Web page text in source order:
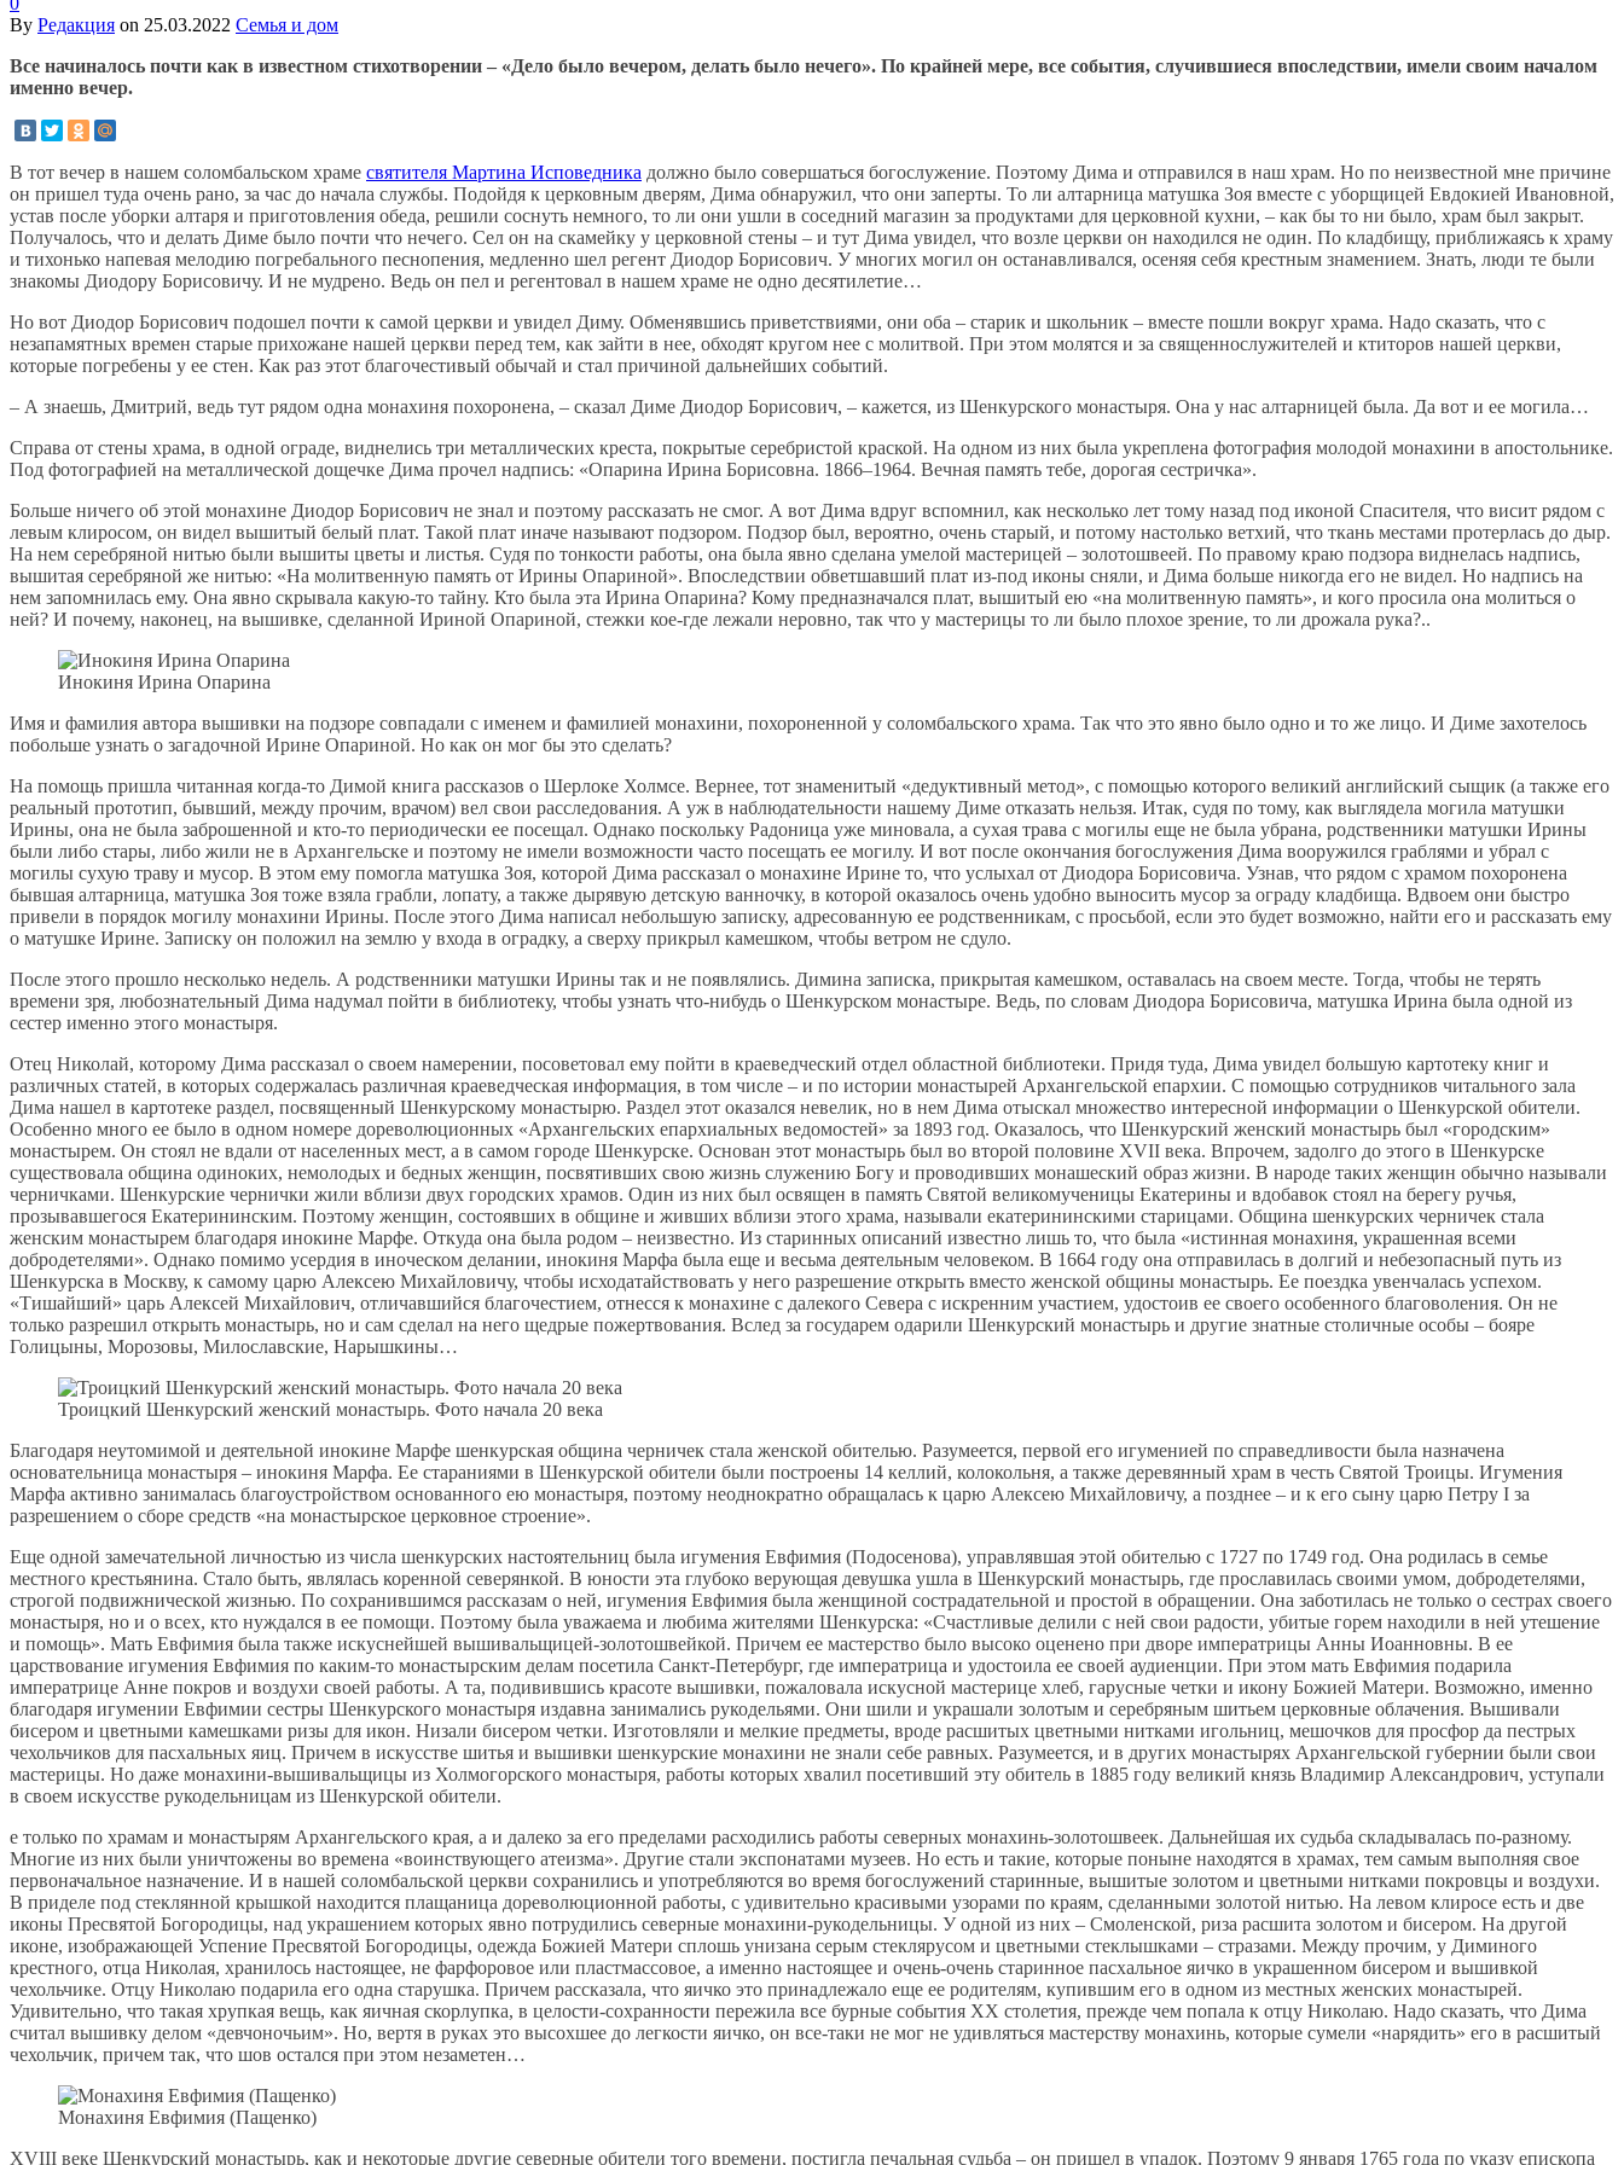
By Редакция on 25.03.2022 Семья и дом
Все начиналось почти как в известном стихотворении – «Дело было вечером, делать было нечего». По крайней мере, все события, случившиеся впоследствии, имели своим началом
именно вечер.
В тот вечер в нашем соломбальском храме святителя Мартина Исповедника должно было совершаться богослужение. Поэтому Дима и отправился в наш храм. Но по неизвестной мне причине
он пришел туда очень рано, за час до начала службы. Подойдя к церковным дверям, Дима обнаружил, что они заперты. То ли алтарница матушка Зоя вместе с уборщицей Евдокией Ивановной,
устав после уборки алтаря и приготовления обеда, решили соснуть немного, то ли они ушли в соседний магазин за продуктами для церковной кухни, – как бы то ни было, храм был закрыт.
Получалось, что и делать Диме было почти что нечего. Сел он на скамейку у церковной стены – и тут Дима увидел, что возле церкви он находился не один. По кладбищу, приближаясь к храму
и тихонько напевая мелодию погребального песнопения, медленно шел регент Диодор Борисович. У многих могил он останавливался, осеняя себя крестным знамением. Знать, люди те были
знакомы Диодору Борисовичу. И не мудрено. Ведь он пел и регентовал в нашем храме не одно десятилетие…
Но вот Диодор Борисович подошел почти к самой церкви и увидел Диму. Обменявшись приветствиями, они оба – старик и школьник – вместе пошли вокруг храма. Надо сказать, что с
незапамятных времен старые прихожане нашей церкви перед тем, как зайти в нее, обходят кругом нее с молитвой. При этом молятся и за священнослужителей и ктиторов нашей церкви,
которые погребены у ее стен. Как раз этот благочестивый обычай и стал причиной дальнейших событий.
– А знаешь, Дмитрий, ведь тут рядом одна монахиня похоронена, – сказал Диме Диодор Борисович, – кажется, из Шенкурского монастыря. Она у нас алтарницей была. Да вот и ее могила…
Справа от стены храма, в одной ограде, виднелись три металлических креста, покрытые серебристой краской. На одном из них была укреплена фотография молодой монахини в апостольнике.
Под фотографией на металлической дощечке Дима прочел надпись: «Опарина Ирина Борисовна. 1866–1964. Вечная память тебе, дорогая сестричка».
Больше ничего об этой монахине Диодор Борисович не знал и поэтому рассказать не смог. А вот Дима вдруг вспомнил, как несколько лет тому назад под иконой Спасителя, что висит рядом с
левым клиросом, он видел вышитый белый плат. Такой плат иначе называют подзором. Подзор был, вероятно, очень старый, и потому настолько ветхий, что ткань местами протерлась до дыр.
На нем серебряной нитью были вышиты цветы и листья. Судя по тонкости работы, она была явно сделана умелой мастерицей – золотошвеей. По правому краю подзора виднелась надпись,
вышитая серебряной же нитью: «На молитвенную память от Ирины Опариной». Впоследствии обветшавший плат из-под иконы сняли, и Дима больше никогда его не видел. Но надпись на
нем запомнилась ему. Она явно скрывала какую-то тайну. Кто была эта Ирина Опарина? Кому предназначался плат, вышитый ею «на молитвенную память», и кого просила она молиться о
ней? И почему, наконец, на вышивке, сделанной Ириной Опариной, стежки кое-где лежали неровно, так что у мастерицы то ли было плохое зрение, то ли дрожала рука?..
Инокиня Ирина Опарина
Имя и фамилия автора вышивки на подзоре совпадали с именем и фамилией монахини, похороненной у соломбальского храма. Так что это явно было одно и то же лицо. И Диме захотелось
побольше узнать о загадочной Ирине Опариной. Но как он мог бы это сделать?
На помощь пришла читанная когда-то Димой книга рассказов о Шерлоке Холмсе. Вернее, тот знаменитый «дедуктивный метод», с помощью которого великий английский сыщик (а также его
реальный прототип, бывший, между прочим, врачом) вел свои расследования. А уж в наблюдательности нашему Диме отказать нельзя. Итак, судя по тому, как выглядела могила матушки
Ирины, она не была заброшенной и кто-то периодически ее посещал. Однако поскольку Радоница уже миновала, а сухая трава с могилы еще не была убрана, родственники матушки Ирины
были либо стары, либо жили не в Архангельске и поэтому не имели возможности часто посещать ее могилу. И вот после окончания богослужения Дима вооружился граблями и убрал с
могилы сухую траву и мусор. В этом ему помогла матушка Зоя, которой Дима рассказал о монахине Ирине то, что услыхал от Диодора Борисовича. Узнав, что рядом с храмом похоронена
бывшая алтарница, матушка Зоя тоже взяла грабли, лопату, а также дырявую детскую ванночку, в которой оказалось очень удобно выносить мусор за ограду кладбища. Вдвоем они быстро
привели в порядок могилу монахини Ирины. После этого Дима написал небольшую записку, адресованную ее родственникам, с просьбой, если это будет возможно, найти его и рассказать ему
о матушке Ирине. Записку он положил на землю у входа в оградку, а сверху прикрыл камешком, чтобы ветром не сдуло.
После этого прошло несколько недель. А родственники матушки Ирины так и не появлялись. Димина записка, прикрытая камешком, оставалась на своем месте. Тогда, чтобы не терять
времени зря, любознательный Дима надумал пойти в библиотеку, чтобы узнать что-нибудь о Шенкурском монастыре. Ведь, по словам Диодора Борисовича, матушка Ирина была одной из
сестер именно этого монастыря.
Отец Николай, которому Дима рассказал о своем намерении, посоветовал ему пойти в краеведческий отдел областной библиотеки. Придя туда, Дима увидел большую картотеку книг и
различных статей, в которых содержалась различная краеведческая информация, в том числе – и по истории монастырей Архангельской епархии. С помощью сотрудников читального зала
Дима нашел в картотеке раздел, посвященный Шенкурскому монастырю. Раздел этот оказался невелик, но в нем Дима отыскал множество интересной информации о Шенкурской обители.
Особенно много ее было в одном номере дореволюционных «Архангельских епархиальных ведомостей» за 1893 год. Оказалось, что Шенкурский женский монастырь был «городским»
монастырем. Он стоял не вдали от населенных мест, а в самом городе Шенкурске. Основан этот монастырь был во второй половине XVII века. Впрочем, задолго до этого в Шенкурске
существовала община одиноких, немолодых и бедных женщин, посвятивших свою жизнь служению Богу и проводивших монашеский образ жизни. В народе таких женщин обычно называли
черничками. Шенкурские чернички жили вблизи двух городских храмов. Один из них был освящен в память Cвятой великомученицы Екатерины и вдобавок стоял на берегу ручья,
прозывавшегося Екатерининским. Поэтому женщин, состоявших в общине и живших вблизи этого храма, называли екатерининскими старицами. Община шенкурских черничек стала
женским монастырем благодаря инокине Марфе. Откуда она была родом – неизвестно. Из старинных описаний известно лишь то, что была «истинная монахиня, украшенная всеми
добродетелями». Однако помимо усердия в иноческом делании, инокиня Марфа была еще и весьма деятельным человеком. В 1664 году она отправилась в долгий и небезопасный путь из
Шенкурска в Москву, к самому царю Алексею Михайловичу, чтобы исходатайствовать у него разрешение открыть вместо женской общины монастырь. Ее поездка увенчалась успехом.
«Тишайший» царь Алексей Михайлович, отличавшийся благочестием, отнесся к монахине с далекого Севера с искренним участием, удостоив ее своего особенного благоволения. Он не
только разрешил открыть монастырь, но и сам сделал на него щедрые пожертвования. Вслед за государем одарили Шенкурский монастырь и другие знатные столичные особы – бояре
Голицыны, Морозовы, Милославские, Нарышкины…
Троицкий Шенкурский женский монастырь. Фото начала 20 века
Благодаря неутомимой и деятельной инокине Марфе шенкурская община черничек стала женской обителью. Разумеется, первой его игуменией по справедливости была назначена
основательница монастыря – инокиня Марфа. Ее стараниями в Шенкурской обители были построены 14 келлий, колокольня, а также деревянный храм в честь Святой Троицы. Игумения
Марфа активно занималась благоустройством основанного ею монастыря, поэтому неоднократно обращалась к царю Алексею Михайловичу, а позднее – и к его сыну царю Петру I за
разрешением о сборе средств «на монастырское церковное строение».
Еще одной замечательной личностью из числа шенкурских настоятельниц была игумения Евфимия (Подосенова), управлявшая этой обителью с 1727 по 1749 год. Она родилась в семье
местного крестьянина. Стало быть, являлась коренной северянкой. В юности эта глубоко верующая девушка ушла в Шенкурский монастырь, где прославилась своими умом, добродетелями,
строгой подвижнической жизнью. По сохранившимся рассказам о ней, игумения Евфимия была женщиной сострадательной и простой в обращении. Она заботилась не только о сестрах своего
монастыря, но и о всех, кто нуждался в ее помощи. Поэтому была уважаема и любима жителями Шенкурска: «Счаст­ливые делили с ней свои радости, убитые горем находили в ней утешение
и помощь». Мать Евфимия была также искуснейшей вышивальщицей-золотошвейкой. Причем ее мастерство было высоко оценено при дворе императрицы Анны Иоанновны. В ее
царствование игумения Евфимия по каким-то монастырским делам посетила Санкт-Петербург, где императрица и удостоила ее своей аудиенции. При этом мать Евфимия подарила
императрице Анне покров и воздухи своей работы. А та, подивившись красоте вышивки, пожаловала искусной мастерице хлеб, гарусные четки и икону Божией Матери. Возможно, именно
благодаря игумении Евфимии сестры Шенкурского монастыря издавна занимались рукодельями. Они шили и украшали золотым и серебряным шитьем церковные облачения. Вышивали
бисером и цветными камешками ризы для икон. Низали бисером четки. Изготовляли и мелкие предметы, вроде расшитых цветными нитками игольниц, мешочков для просфор да пестрых
чехольчиков для пасхальных яиц. Причем в искусстве шитья и вышивки шенкурские монахини не знали себе равных. Разумеется, и в других монастырях Архангельской губернии были свои
мастерицы. Но даже монахини-вышивальщицы из Холмогорского монастыря, работы которых хвалил посетивший эту обитель в 1885 году великий князь Владимир Александрович, уступали
в своем искусстве рукодельницам из Шенкурской обители.
е только по храмам и монастырям Архангельского края, а и далеко за его пределами расходились работы северных монахинь-золотошвеек. Дальнейшая их судьба складывалась по-разному.
Многие из них были уничтожены во времена «воинствующего атеизма». Другие стали экспонатами музеев. Но есть и такие, которые поныне находятся в храмах, тем самым выполняя свое
первоначальное назначение. И в нашей соломбальской церкви сохранились и употребляются во время богослужений старинные, вышитые золотом и цветными нитками покровцы и воздухи.
В приделе под стеклянной крышкой находится плащаница дореволюционной работы, с удивительно красивыми узорами по краям, сделанными золотой нитью. На левом клиросе есть и две
иконы Пресвятой Богородицы, над украшением которых явно потрудились северные монахини-рукодельницы. У одной из них – Смоленской, риза расшита золотом и бисером. На другой
иконе, изображающей Успение Пресвятой Богородицы, одежда Божией Матери сплошь унизана серым стеклярусом и цветными стеклышками – стразами. Между прочим, у Диминого
крестного, отца Николая, хранилось настоящее, не фарфоровое или пластмассовое, а именно настоящее и очень-очень старинное пасхальное яичко в украшенном бисером и вышивкой
чехольчике. Отцу Николаю подарила его одна старушка. Причем рассказала, что яичко это принадлежало еще ее родителям, купившим его в одном из местных женских монастырей.
Удивительно, что такая хрупкая вещь, как яичная скорлупка, в целости-сохранности пережила все бурные события ХХ столетия, прежде чем попала к отцу Николаю. Надо сказать, что Дима
считал вышивку делом «девчоночьим». Но, вертя в руках это высохшее до легкости яичко, он все-таки не мог не удивляться мастерству монахинь, которые сумели «нарядить» его в расшитый
чехольчик, причем так, что шов остался при этом незаметен…
Монахиня Евфимия (Пащенко)
XVIII веке Шенкурский монастырь, как и некоторые другие северные обители того времени, постигла печальная судьба – он пришел в упадок. Поэтому 9 января 1765 года по указу епископа